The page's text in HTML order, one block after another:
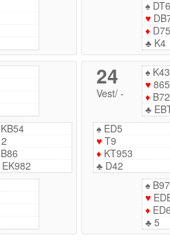
♠
♥
♦ D75
♣ K4
KB54
2
B86
EK982
24
Vest/ -
♠ K43
♥ 865
♦ B72
♣
♠ED5
♥T9
♦KT953
♣D42
♠ B97
♥
♦
♣ 5